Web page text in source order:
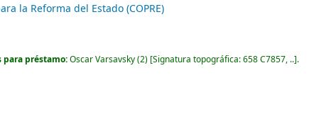
la Reforma del Estado (COPRE)
para préstamo:Oscar Varsavsky(2) Signatura topográfica:658 C7857, .. .